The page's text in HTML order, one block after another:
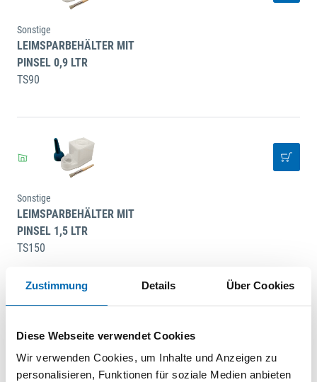
Zustimmung Details Über Cookies
Diese Webseite verwendet Cookies
Wir verwenden Cookies, um Inhalte und Anzeigen zu
personalisieren, Funktionen für soziale Medien anbieten
Sonstige
LEIMSPARBEHÄLTER MIT
PINSEL 0,9 LTR
TS90
Sonstige
LEIMSPARBEHÄLTER MIT
PINSEL 1,5 LTR
TS150